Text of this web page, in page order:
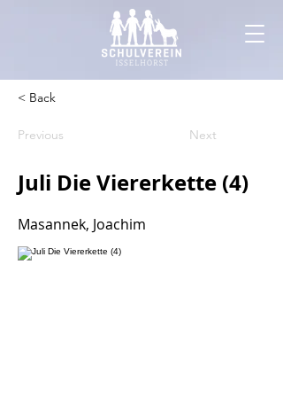
< Back
Previous Next
Juli Die Viererkette (4)
Masannek, Joachim